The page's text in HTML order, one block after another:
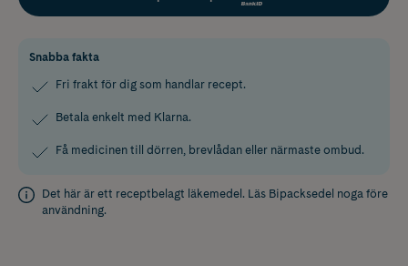
Snabba fakta
Fri frakt för dig som handlar recept.
Betala enkelt med Klarna.
Få medicinen till dörren, brevlådan eller närmaste ombud.
Det här är ett receptbelagt läkemedel. Läs Bipacksedel noga före
användning.